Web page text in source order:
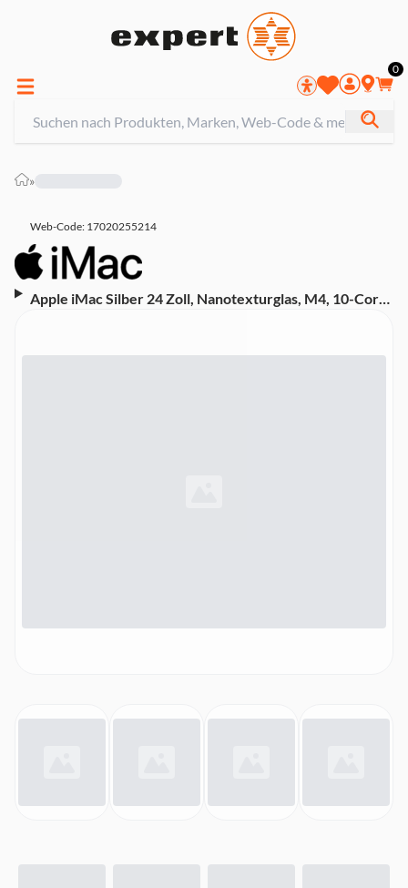
0
»
Web-Code: 17020255214
Apple iMac Silber 24 Zoll, Nanotexturglas, M4, 10-Core-